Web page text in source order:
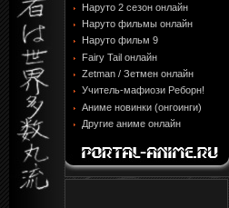
Наруто 2 сезон онлайн
Наруто фильмы онлайн
Наруто фильм 9
Fairy Tail онлайн
Zetman / Зетмен онлайн
Учитель-мафиози Реборн!
Аниме новинки (онгоинги)
Другие аниме онлайн